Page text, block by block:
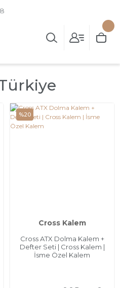
%20
Cross Kalem
Cross ATX Dolma Kalem +
Defter Seti | Cross Kalem |
İsme Özel Kalem